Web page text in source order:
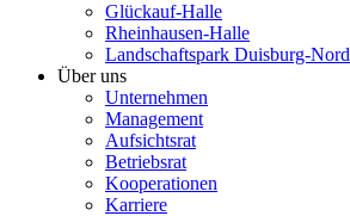
Glückauf-Halle
Rheinhausen-Halle
Landschaftspark Duisburg-Nord
Über uns
Unternehmen
Management
Aufsichtsrat
Betriebsrat
Kooperationen
Karriere